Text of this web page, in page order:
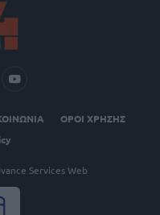
ΟΡΟΙ ΧΡΗΣΗΣ
Services Web